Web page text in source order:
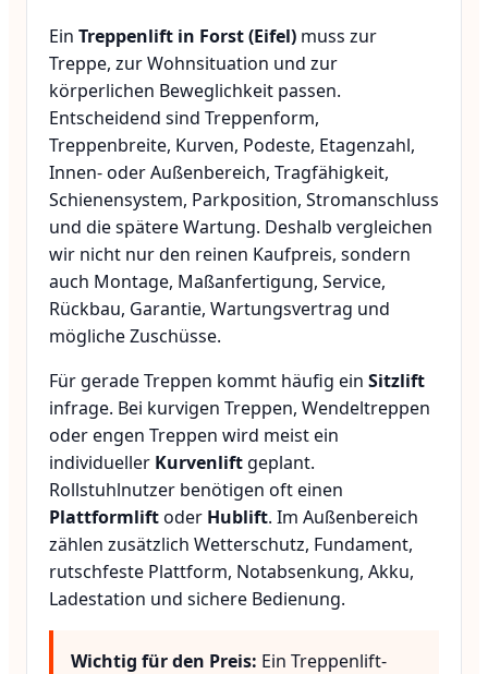
Ein Treppenlift in Forst (Eifel) muss zur
Treppe, zur Wohnsituation und zur
körperlichen Beweglichkeit passen.
Entscheidend sind Treppenform,
Treppenbreite, Kurven, Podeste, Etagenzahl,
Innen- oder Außenbereich, Tragfähigkeit,
Schienensystem, Parkposition, Stromanschluss
und die spätere Wartung. Deshalb vergleichen
wir nicht nur den reinen Kaufpreis, sondern
auch Montage, Maßanfertigung, Service,
Rückbau, Garantie, Wartungsvertrag und
mögliche Zuschüsse.
Für gerade Treppen kommt häufig ein Sitzlift
infrage. Bei kurvigen Treppen, Wendeltreppen
oder engen Treppen wird meist ein
individueller Kurvenlift geplant.
Rollstuhlnutzer benötigen oft einen
Plattformliftoder Hublift. Im Außenbereich
zählen zusätzlich Wetterschutz, Fundament,
rutschfeste Plattform, Notabsenkung, Akku,
Ladestation und sichere Bedienung.
Wichtig für den Preis: Ein Treppenlift-